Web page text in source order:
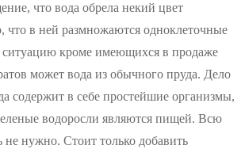
что вода обрела некий цвет
что в ней размножаются одноклеточные
ситуацию кроме имеющихся в продаже
может вода из обычного пруда. Дело
содержит в себе простейшие организмы,
водоросли являются пищей. Всю
не нужно. Стоит только добавить